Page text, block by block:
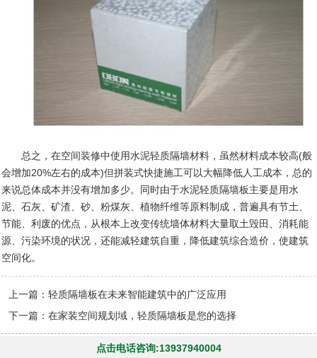
总之，在空间装修中使用水泥轻质隔墙材料，虽然材料成本较高(般
会增加20%左右的成本)但拼装式快捷施工可以大幅降低人工成本，总的
来说总体成本并没有增加多少。同时由于水泥轻质隔墙板主要是用水
泥、石灰、矿渣、砂、粉煤灰、植物纤维等原料制成，普遍具有节土、
节能、利废的优点，从根本上改变传统墙体材料大量取土毁田、消耗能
源、污染环境的状况，还能减轻建筑自重，降低建筑综合造价，使建筑
空间化。
上一篇：轻质隔墙板在未来智能建筑中的广泛应用
下一篇：在家装空间规划域，轻质隔墙板是您的选择
点击电话咨询:13937940004